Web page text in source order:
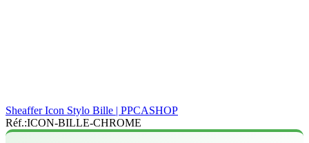
Sheaffer Icon Stylo Bille | PPCASHOP
Réf.:ICON-BILLE-CHROME